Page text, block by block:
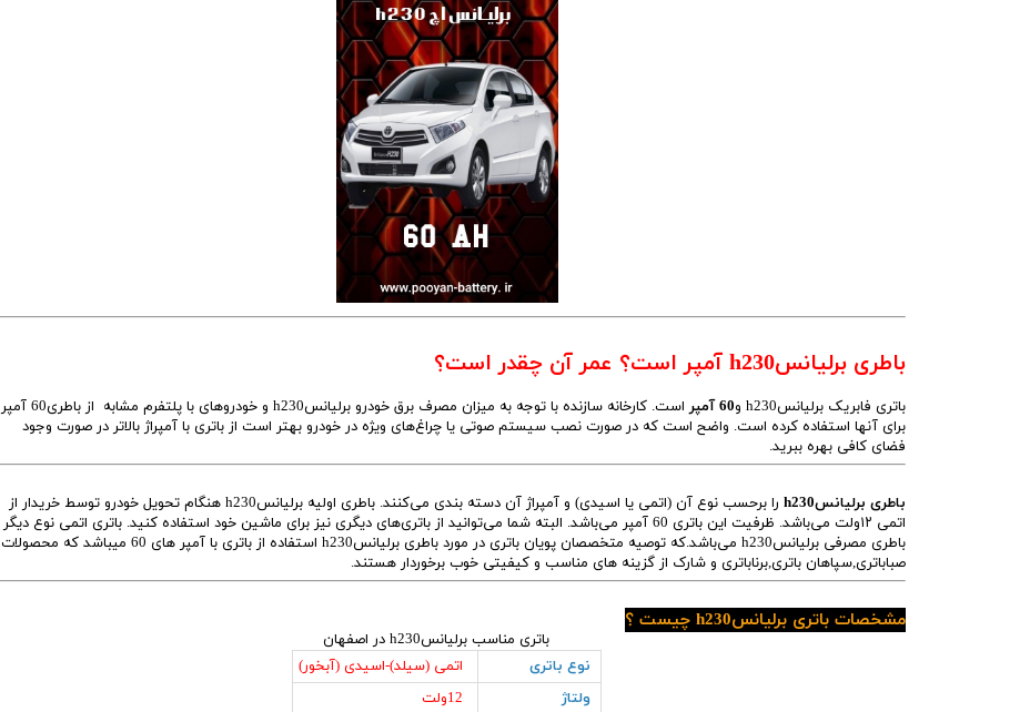
پارس خودرو
لیفان
جیلی
سیترو،ن
دوو
رنو
لکسوس
نیسان
74 امپر
باطری برلیانسh230 آمپر است؟ عمر آن چقدر است؟
باتری فابریک برلیانسh230 و 60 آمپر
است. کارخانه سازنده با توجه به میزان مصرف برق خودرو برلیانسh230 و خودروهای با پلتفرم مشابه از باطری60 آمپر
برای آنها استفاده کرده است. واضح است که در صورت نصب سیستم صوتی یا چراغ‌های ویژه در خودرو بهتر است از باتری با آمپراژ بالاتر در صورت وجود
فضای کافی بهره ببرید.
باطری برلیانسh230
را برحسب نوع آن (اتمی یا اسیدی) و آمپراژ آن دسته بندی می‌کنند. باطری اولیه برلیانسh230 هنگام تحویل خودرو توسط خریدار از
اتمی ۱۲ولت می‌باشد. ظرفیت این باتری 60 آمپر می‌باشد. البته شما می‌توانید از باتری‌های دیگری نیز برای ماشین خود استفاده کنید. باتری اتمی نوع دیگر
باطری مصرفی برلیانسh230 می‌باشد.که توصیه متخصصان پویان باتری در مورد باطری برلیانسh230 استفاده از باتری با آمپر های 60 میباشد که محصولات
صباباتری,سپاهان باتری,برناباتری و شارک از گزینه های مناسب و کیفیتی خوب برخوردار هستند.
مشخصات باتری برلیانسh230 چیست ؟
باتری مناسب برلیانسh230 در اصفهان
نوع باتری
اتمی (سیلد)-اسیدی (آبخور)
ولتاژ